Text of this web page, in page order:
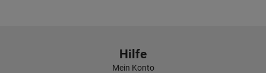
Hilfe
Mein Konto